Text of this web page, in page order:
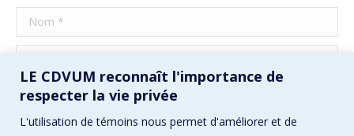
LE CDVUM reconnaît l'importance de
respecter la vie privée
L'utilisation de témoins nous permet d'améliorer et de
Nom *
E-mail *
Site Web